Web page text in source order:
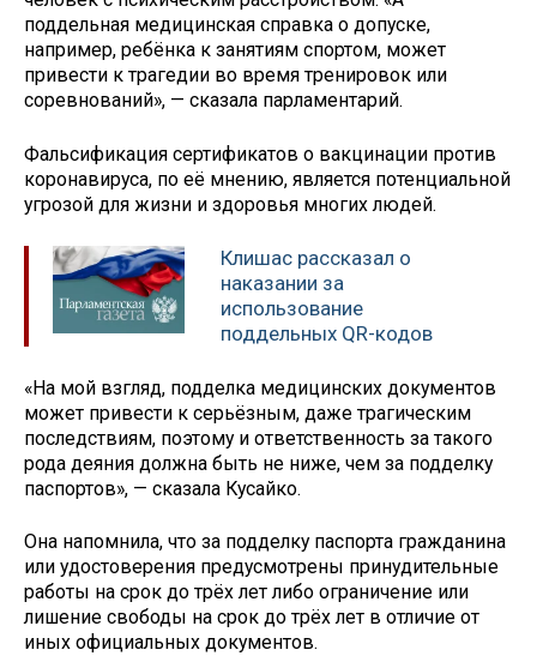
поддельная медицинская справка о допуске,
например, ребёнка к занятиям спортом, может
привести к трагедии во время тренировок или
соревнований», — сказала парламентарий.
Фальсификация сертификатов о вакцинации против
коронавируса, по её мнению, является потенциальной
угрозой для жизни и здоровья многих людей.
Клишас рассказал о
наказании за
использование
поддельных QR-кодов
«На мой взгляд, подделка медицинских документов
может привести к серьёзным, даже трагическим
последствиям, поэтому и ответственность за такого
рода деяния должна быть не ниже, чем за подделку
паспортов», — сказала Кусайко.
Она напомнила, что за подделку паспорта гражданина
или удостоверения предусмотрены принудительные
работы на срок до трёх лет либо ограничение или
лишение свободы на срок до трёх лет в отличие от
иных официальных документов.